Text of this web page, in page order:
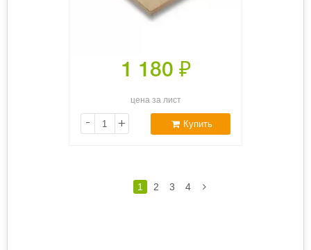
1 180 ₽
цена за лист
- + Купить
1 2 3 4